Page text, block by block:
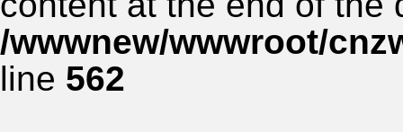
/wwwnew/wwwroot/
line 562